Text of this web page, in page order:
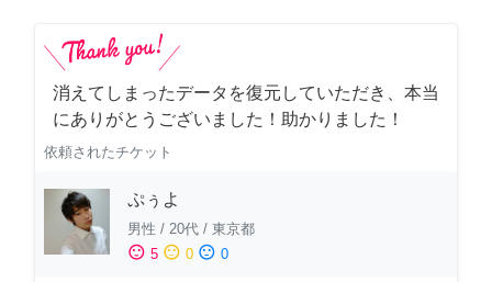
消えてしまったデータを復元していただき、本当
にありがとうございました！助かりました！
依頼されたチケット
ぷぅよ
男性 / 20代 / 東京都
sentiment_satisfied 5 sentiment_neutral 0 sentiment_dissatisfied 0